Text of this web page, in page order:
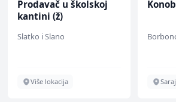
Prodavač u školskoj
kantini (ž)
Slatko i Slano
Više lokacija